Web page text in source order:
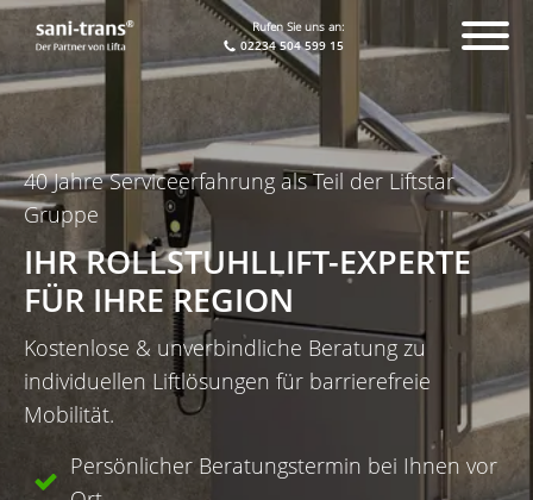
Rufen Sie uns an:
02234 504 599 15
40 Jahre Serviceerfahrung als Teil der Liftstar
Gruppe
IHR ROLLSTUHLLIFT-EXPERTE
FÜR IHRE REGION
Kostenlose & unverbindliche Beratung zu
individuellen Liftlösungen für barrierefreie
Mobilität.
Persönlicher Beratungstermin bei Ihnen vor